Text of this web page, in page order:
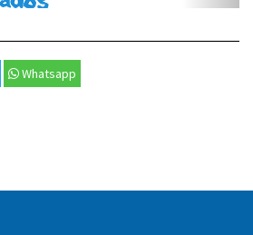
Whatsapp